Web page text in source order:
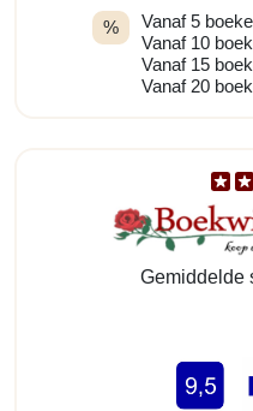
%
Vanaf 5
Vanaf 10
Vanaf 15
Vanaf 20
Gemiddelde